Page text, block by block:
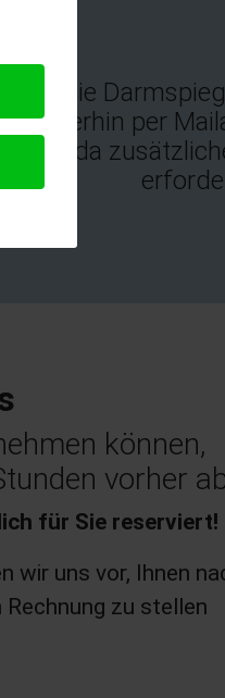
für die
weiterhin per
da
können,
vorher
für Sie reserviert!
wir uns vor, Ihnen
zu stellen